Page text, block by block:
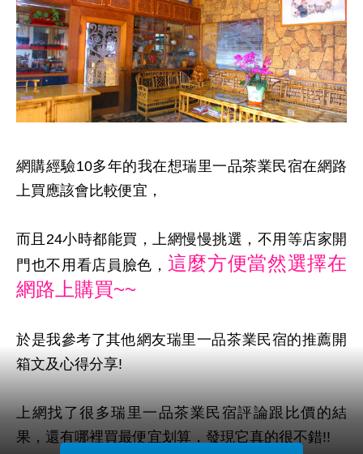
網購經驗10多年的我在想瑞里一品茶業民宿在網路
上買應該會比較便宜，
而且24小時都能買，上網慢慢挑選，不用等店家開
門也不用看店員臉色， 這麼方便當然選擇在
網路上購買~~
於是我參考了其他網友瑞里一品茶業民宿的推薦開
箱文及心得分享!
上網找了很多瑞里一品茶業民宿評論跟比價的結
果，還有哪裡買最便宜划算，發現它真的很不錯!!